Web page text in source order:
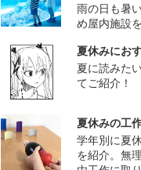
雨の日も暑
め屋内施設
夏休みにお
夏に読みた
てご紹介！
夏休みの工
学年別に夏
を紹介。無